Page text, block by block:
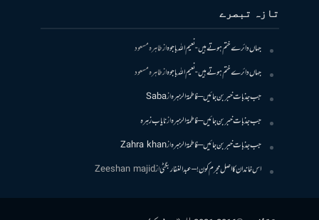
تازہ تبصرے
جہاں دائرے ختم ہوتے ہیں- نعیم اللہ باجوہازطاہرہ مسعود
جہاں دائرے ختم ہوتے ہیں- نعیم اللہ باجوہازطاہرہ مسعود
جب جذبات خبر بن جائیں – فاطمۃالزہرہازSaba
جب جذبات خبر بن جائیں – فاطمۃالزہرہازنایاب زہرہ
جب جذبات خبر بن جائیں – فاطمۃالزہرہازZahra khan
اس خاندان کا اصل مجرم کون! – عبدالغفار بگٹیازZeeshan majid